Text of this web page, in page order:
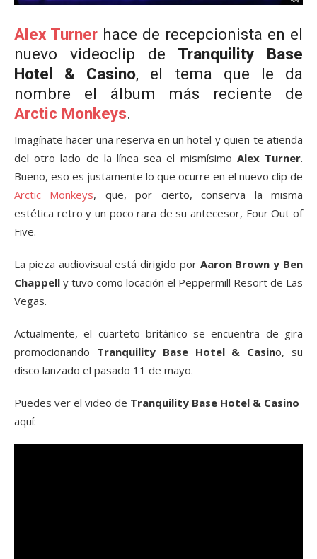
Alex Turner hace de recepcionista en el
nuevo videoclip de Tranquility Base
Hotel & Casino, el tema que le da
nombre el álbum más reciente de
Arctic Monkeys.
Imagínate hacer una reserva en un hotel y quien te atienda
del otro lado de la línea sea el mismísimo Alex Turner.
Bueno, eso es justamente lo que ocurre en el nuevo clip de
Arctic Monkeys, que, por cierto, conserva la misma
estética retro y un poco rara de su antecesor, Four Out of
Five.
La pieza audiovisual está dirigido porAaron Brown y Ben
Chappell y tuvo como locación el Peppermill Resort de Las
Vegas.
Actualmente, el cuarteto británico se encuentra de gira
promocionando Tranquility Base Hotel & Casino, su
disco lanzado el pasado 11 de mayo.
Puedes ver el video de Tranquility Base Hotel & Casino
aquí: